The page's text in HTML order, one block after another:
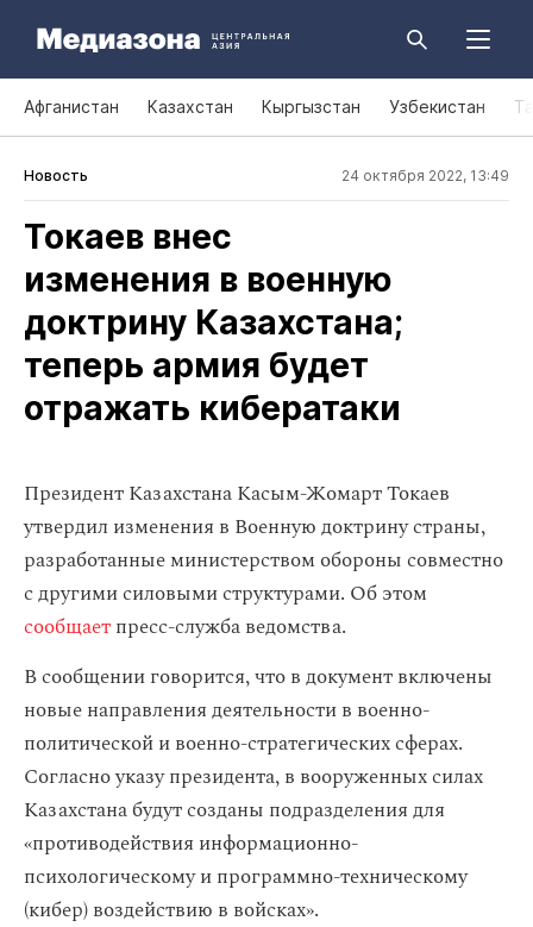
Афганистан Казахстан Кыргызстан Узбекистан
Новость 24 октября 2022, 13:49
Токаев внес
изменения в военную
доктрину Казахстана;
теперь армия будет
отражать кибератаки
Президент Казахстана Касым-Жомарт Токаев
утвердил изменения в Военную доктрину страны,
разработанные министерством обороны совместно
с другими силовыми структурами. Об этом
сообщаетпресс-служба ведомства.
В сообщении говорится, что в документ включены
новые направления деятельности в военно-
политической и военно-стратегических сферах.
Согласно указу президента, в вооруженных силах
Казахстана будут созданы подразделения для
«противодействия информационно-
психологическому и программно-техническому
(кибер) воздействию в войсках».